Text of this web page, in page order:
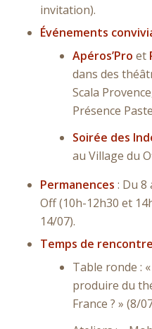
invitation).
Événements
Apéros’Pro et
dans des
Scala
Présence
Soirée des
au Village du
Permanences : Du 8
Off (10h-12h30 et
14/07).
Temps de
Table ronde :
produire du
France ? » (8/